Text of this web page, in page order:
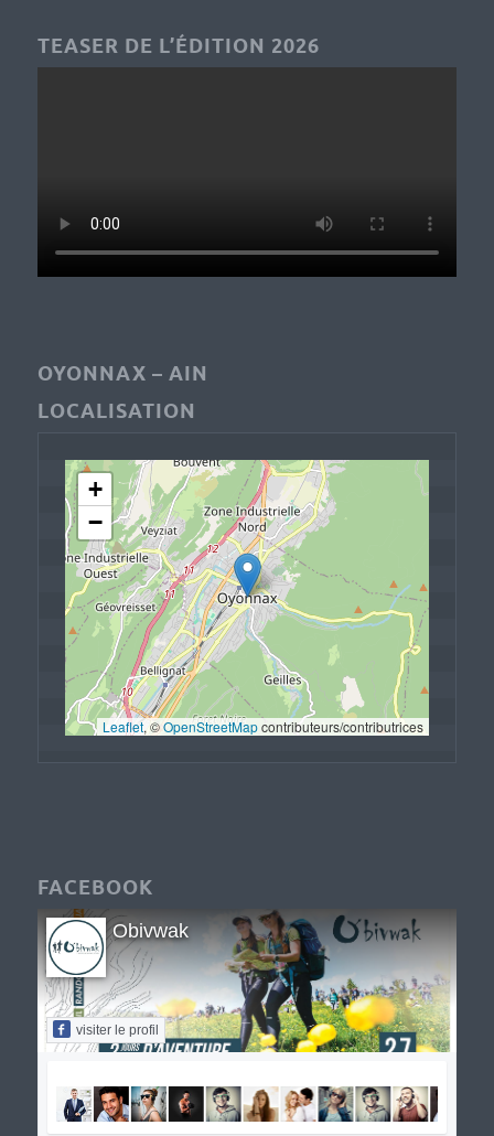
TEASER DE L’ÉDITION 2026
OYONNAX – AIN
LOCALISATION
+
−
Leaflet, © OpenStreetMap contributeurs/contributrices
FACEBOOK
Obivwak
visiter le profil